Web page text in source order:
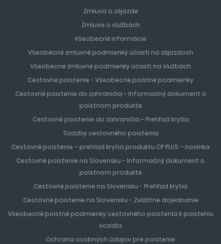
Zmluva o zájazde
Zmluva o službách
Všeobecné informácie
Všeobecné zmluvné podmienky účasti na zájazdoch
Všeobecné zmluvné podmienky účasti na službách
Cestovné poistenie - Všeobecné poistné podmienky
Cestovné poistenie do zahraničia - Informačný dokument o
poistnom produkte
Cestovné poistenie do zahraničia - Prehľad krytia
Sadzby cestovného poistenia
Cestovné poistenie – prehlad krytia produktu CP PLUS – novinka
Cestovné poistenie na Slovensku - Informačný dokument o
poistnom produkte
Cestovné poistenie na Slovensku - Prehľad krytia
Cestovné poistenie na Slovensku - Zvláštne dojednanie
Všeobecné poistné podmienky cestovného poistenia k poisteniu
vozidla
Ochrana osobných údajov pre poistenie